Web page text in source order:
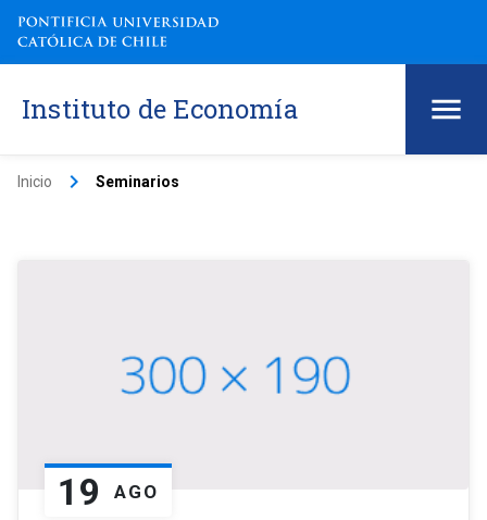
Instituto de Economía
Inicio keyboard_arrow_right Seminarios
19 AGO